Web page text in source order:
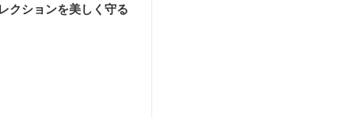
クションを美しく守る